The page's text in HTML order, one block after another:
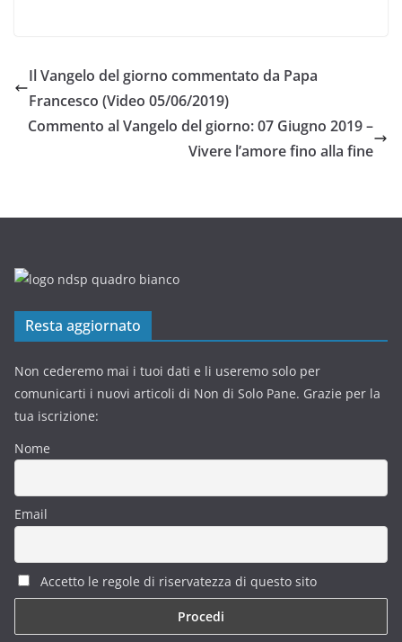
Il Vangelo del giorno commentato da Papa
Francesco (Video 05/06/2019)
Commento al Vangelo del giorno: 07 Giugno 2019 –
Vivere l’amore fino alla fine
Resta aggiornato
Non cederemo mai i tuoi dati e li useremo solo per
comunicarti i nuovi articoli di Non di Solo Pane. Grazie per la
tua iscrizione:
Nome
Email
Accetto le regole di riservatezza di questo sito